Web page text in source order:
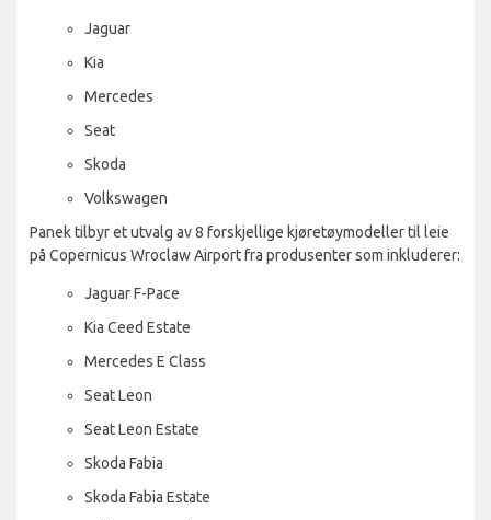
Jaguar
Kia
Mercedes
Seat
Skoda
Volkswagen
Panek tilbyr et utvalg av 8 forskjellige kjøretøymodeller til leie
på Copernicus Wroclaw Airport fra produsenter som inkluderer:
Jaguar F-Pace
Kia Ceed Estate
Mercedes E Class
Seat Leon
Seat Leon Estate
Skoda Fabia
Skoda Fabia Estate